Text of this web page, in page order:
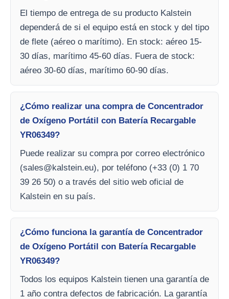
El tiempo de entrega de su producto Kalstein
dependerá de si el equipo está en stock y del tipo
de flete (aéreo o marítimo). En stock: aéreo 15-
30 días, marítimo 45-60 días. Fuera de stock:
aéreo 30-60 días, marítimo 60-90 días.
¿Cómo realizar una compra de Concentrador
de Oxígeno Portátil con Batería Recargable
YR06349?
Puede realizar su compra por correo electrónico
(sales@kalstein.eu), por teléfono (+33 (0) 1 70
39 26 50) o a través del sitio web oficial de
Kalstein en su país.
¿Cómo funciona la garantía de Concentrador
de Oxígeno Portátil con Batería Recargable
YR06349?
Todos los equipos Kalstein tienen una garantía de
1 año contra defectos de fabricación. La garantía